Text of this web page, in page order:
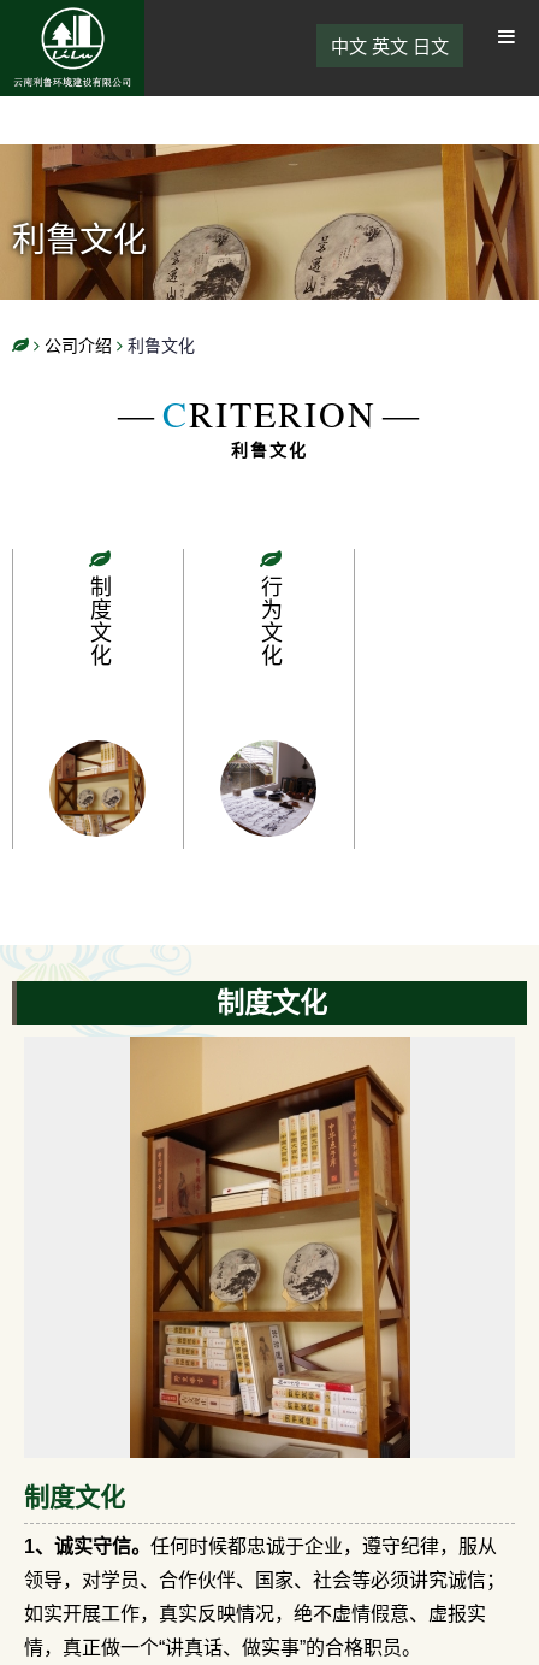
中文 英文 日文
利鲁文化
公司介绍 利鲁文化
―CRITERION―
利鲁文化
制度文化 行为文化
制度文化
制度文化
1、诚实守信。 任何时候都忠诚于企业，遵守纪律，服从
领导，对学员、合作伙伴、国家、社会等必须讲究诚信；
如实开展工作，真实反映情况，绝不虚情假意、虚报实
情，真正做一个“讲真话、做实事”的合格职员。